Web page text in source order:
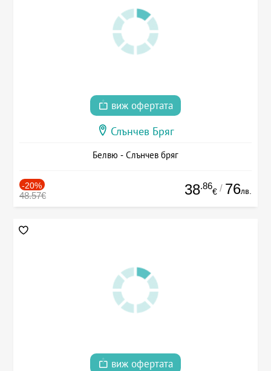
виж офертата
Слънчев Бряг
Белвю - Слънчев бряг
-20%
48.57€ 38.86
€ / 76лв.
виж офертата